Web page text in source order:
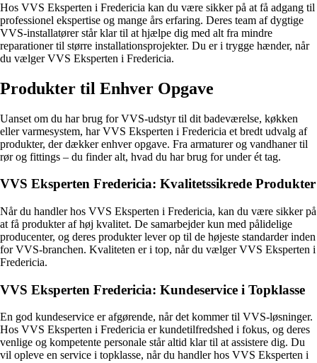
Hos VVS Eksperten i Fredericia kan du være sikker på at få adgang til
professionel ekspertise og mange års erfaring. Deres team af dygtige
VVS-installatører står klar til at hjælpe dig med alt fra mindre
reparationer til større installationsprojekter. Du er i trygge hænder, når
du vælger VVS Eksperten i Fredericia.
Produkter til Enhver Opgave
Uanset om du har brug for VVS-udstyr til dit badeværelse, køkken
eller varmesystem, har VVS Eksperten i Fredericia et bredt udvalg af
produkter, der dækker enhver opgave. Fra armaturer og vandhaner til
rør og fittings – du finder alt, hvad du har brug for under ét tag.
VVS Eksperten Fredericia: Kvalitetssikrede Produkter
Når du handler hos VVS Eksperten i Fredericia, kan du være sikker på
at få produkter af høj kvalitet. De samarbejder kun med pålidelige
producenter, og deres produkter lever op til de højeste standarder inden
for VVS-branchen. Kvaliteten er i top, når du vælger VVS Eksperten i
Fredericia.
VVS Eksperten Fredericia: Kundeservice i Topklasse
En god kundeservice er afgørende, når det kommer til VVS-løsninger.
Hos VVS Eksperten i Fredericia er kundetilfredshed i fokus, og deres
venlige og kompetente personale står altid klar til at assistere dig. Du
vil opleve en service i topklasse, når du handler hos VVS Eksperten i